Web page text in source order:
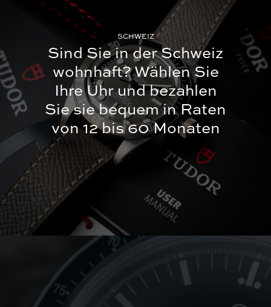
SCHWEIZ
Sind Sie in der Schweiz
wohnhaft?Wählen Sie
Ihre Uhr und bezahlen
Sie sie bequem in Raten
von 12 bis 60 Monaten